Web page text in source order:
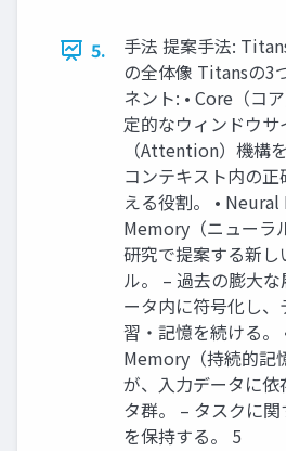
5.
手法 提案手法:
の全体像 Titansの3
ネント: • Core（コ
定的なウィンドウサ
（Attention）機構
コンテキスト内の
える役割。 •
Memory（ニューラ
研究で提案する新し
ル。 – 過去の膨大
ータ内に符号化し
習・記憶を続ける
Memory（持続的記
が、入力データに依
タ群。 – タスクに
を保持する。 5